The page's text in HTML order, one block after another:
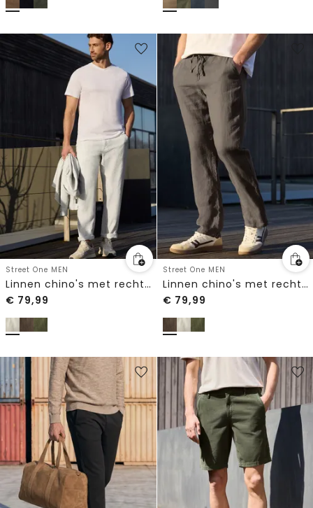
Street One MEN
Linnen chino's met rechte benen
€ 79,99
Street One MEN
Linnen chino's met rechte benen
€ 79,99